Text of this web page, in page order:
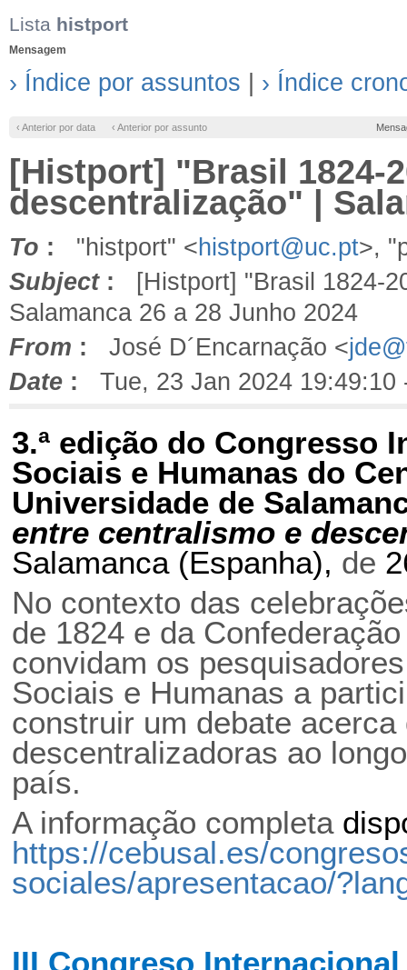
Lista histport
Mensagem
› Índice por assuntos › Índice
‹ Anterior por data ‹ Anterior por assunto
[Histport] "Brasil 1824-
descentralização" |
To : "histport" <histport@uc.pt>,
Subject: [Histport] "Brasil 1824-
Salamanca 26 a 28 Junho 2024
From : José D´Encarnação <
Date : Tue, 23 Jan 2024 19:49:10
3.ª edição do Congresso
Sociais e Humanas do
Universidade de
entre centralismo e
Salamanca (Espanha), de
No contexto das
de 1824 e da
convidam os
Sociais e Humanas a
construir um debate
descentralizadoras ao
país.
A informação completa
https://cebusal.es/
sociales/apresentacao/
III Congreso